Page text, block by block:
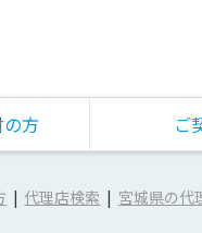
方 ご
代理店検索 宮城県の代